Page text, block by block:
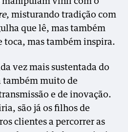
, misturando tradição com
que lê, mas também
toca, mas também inspira.
vez mais sustentada do
muito de
e de inovação.
são já os filhos de
clientes a percorrer as